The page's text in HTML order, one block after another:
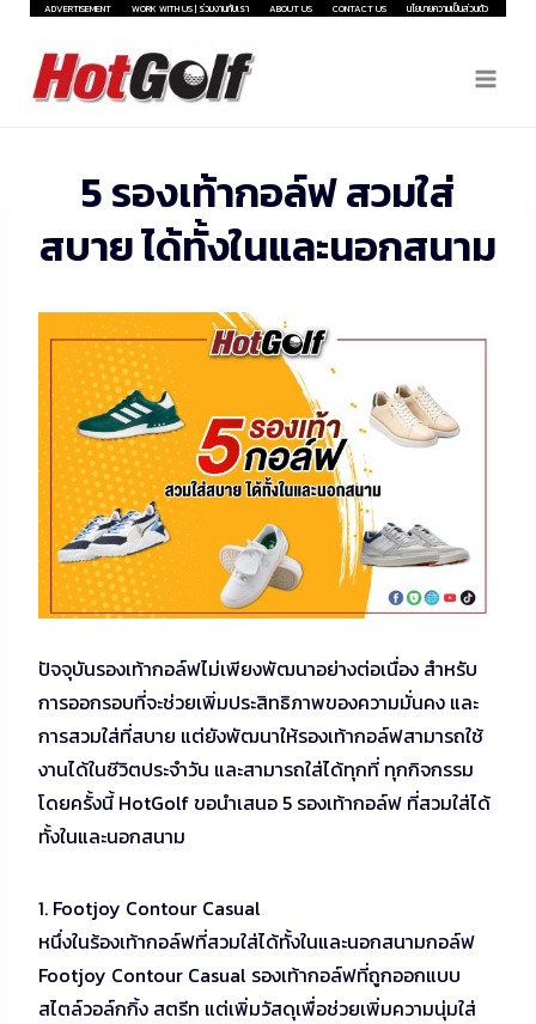
Skip
content
ADVERTISEMENT WORK WITH US | ร่วมงานกับเรา ABOUT US CONTACT US นโยบายความเป็นส่วนตัว
5 รองเท้ากอล์ฟ สวมใส่
สบาย ได้ทั้งในและนอกสนาม
ปัจจุบันรองเท้ากอล์ฟไม่เพียงพัฒนาอย่างต่อเนื่อง สำหรับ
การออกรอบที่จะช่วยเพิ่มประสิทธิภาพของความมั่นคง และ
การสวมใส่ที่สบาย แต่ยังพัฒนาให้รองเท้ากอล์ฟสามารถใช้
งานได้ในชีวิตประจำวัน และสามารถใส่ได้ทุกที่ ทุกกิจกรรม
โดยครั้งนี้ HotGolf ขอนำเสนอ 5 รองเท้ากอล์ฟ ที่สวมใส่ได้
ทั้งในและนอกสนาม
1. Footjoy Contour Casual
หนึ่งในร้องเท้ากอล์ฟที่สวมใส่ได้ทั้งในและนอกสนามกอล์ฟ
Footjoy Contour Casual รองเท้ากอล์ฟที่ถูกออกแบบ
สไตล์วอล์กกิ้ง สตรีท แต่เพิ่มวัสดุเพื่อช่วยเพิ่มความนุ่มใส่